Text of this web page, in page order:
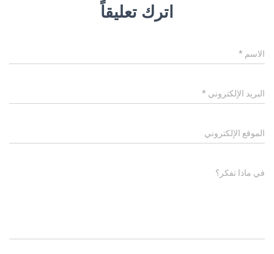
اترك تعليقاً
الاسم *
البريد الإلكتروني *
الموقع الإلكتروني
في ماذا تفكر؟